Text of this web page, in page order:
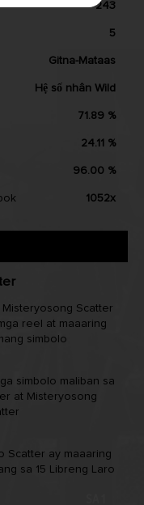
243
5
Gitna-Mataas
Hệ số nhân Wild
71.89 %
24.11 %
96.00 %
1052x
Scatter
reel at maaaring
simbolo
simbolo maliban sa
at Misteryosong
Scatter ay maaaring
sa 15 Libreng Laro